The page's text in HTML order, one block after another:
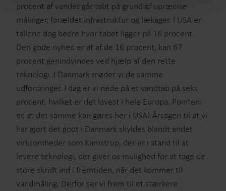
procent af vandet går tabt på grund af upræcise
målinger, forældet infrastruktur og lækager. I USA er
tallene dog bedre hvor tabet ligger på 16 procent.
Den gode nyhed er at af de 16 procent, kan 67
procent genindvindes ved hjælp af den rette
teknologi. I Danmark møder vi de samme
udfordringer. I dag er vi nede på et vandtab på seks
procent, hvilket er det lavest i hele Europa. Pointen
er, at det samme kan gøres her i USA! Årsagen til at vi
har gjort det godt i Danmark skyldes blandt andet
virksomheder som Kamstrup, der er i stand til at
levere teknologi, der giver os mulighed for at tage de
store skridt ind i fremtiden, når det kommer til
vandmåling. Derfor ser vi frem til et stærkere